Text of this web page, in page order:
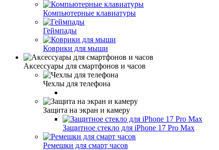
Компьютерные клавиатуры
Геймпады
Коврики для мыши
Аксессуары для смартфонов и часов
Чехлы для телефона
Защита на экран и камеру
Защитное стекло для iPhone 17 Pro Max
Ремешки для смарт часов